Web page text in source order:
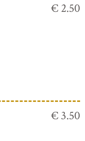
€ 2.50
€ 3.50